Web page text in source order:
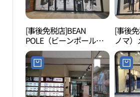
[事後免税店]BEAN
POLE（ビーンポール）
アウトレット・ロッテプ
レミアムアウトレットパ
ジュ（坡州）店(빈폴아
울렛 롯데프리미엄아울
렛 파주점)
[事後
ノマ
レミア
ジュ（
맨 롯
파주점)